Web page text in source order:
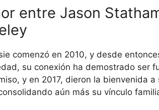
entre Jason
comenzó en 2010, y desde
su conexión ha demostrado ser
y en 2017, dieron la bienvenida a
aún más su vínculo